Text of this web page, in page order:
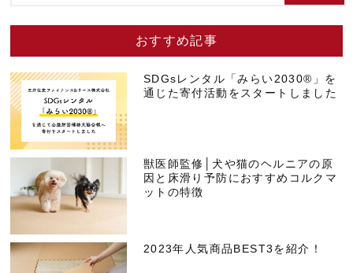
おすすめ記事
SDGsレンタル「みらい2030®」を
通じた寄付活動をスタートしました
獣医師監修│犬や猫のヘルニアの原
因と床滑り予防におすすめコルクマ
ットの特徴
2023年人気商品BEST3を紹介！